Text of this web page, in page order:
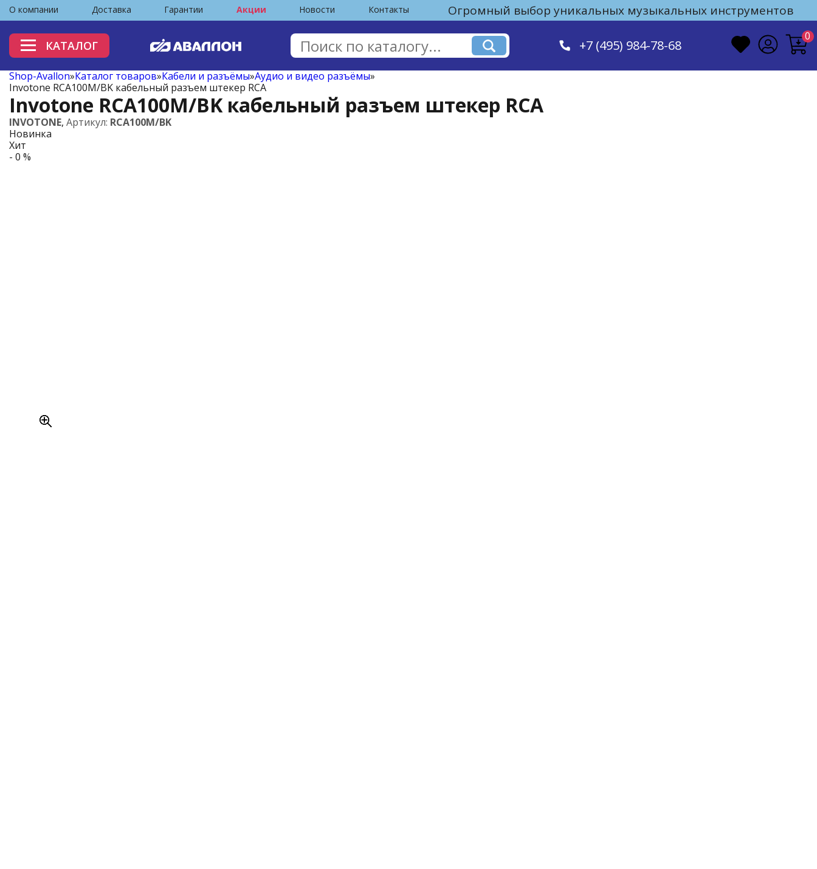
О компании Доставка Гарантии Акции Новости Контакты Огромный выбор уникальных музыкальных инструментов
КАТАЛОГ +7 (495) 984-78-68
0
Shop-Avallon»Каталог товаров»Кабели и разъёмы»Аудио и видео разъёмы»
Invotone RCA100M/BK кабельный разъем штекер RCA
Invotone RCA100M/BK кабельный разъем штекер RCA
INVOTONE, Артикул: RCA100M/BK
Новинка
Хит
- 0 %